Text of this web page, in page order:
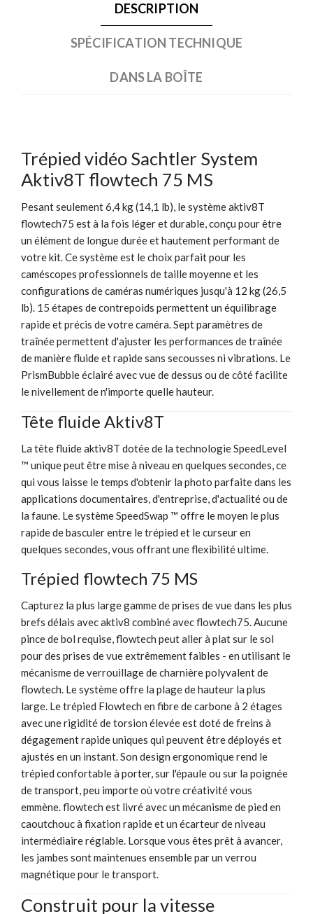
DESCRIPTION
SPÉCIFICATION TECHNIQUE
DANS LA BOÎTE
Trépied vidéo Sachtler System
Aktiv8T flowtech 75 MS
Pesant seulement 6,4 kg (14,1 lb), le système aktiv8T
flowtech75 est à la fois léger et durable, conçu pour être
un élément de longue durée et hautement performant de
votre kit. Ce système est le choix parfait pour les
caméscopes professionnels de taille moyenne et les
configurations de caméras numériques jusqu'à 12 kg (26,5
lb). 15 étapes de contrepoids permettent un équilibrage
rapide et précis de votre caméra. Sept paramètres de
traînée permettent d'ajuster les performances de traînée
de manière fluide et rapide sans secousses ni vibrations. Le
PrismBubble éclairé avec vue de dessus ou de côté facilite
le nivellement de n'importe quelle hauteur.
Tête fluide Aktiv8T
La tête fluide aktiv8T dotée de la technologie SpeedLevel
™ unique peut être mise à niveau en quelques secondes, ce
qui vous laisse le temps d'obtenir la photo parfaite dans les
applications documentaires, d'entreprise, d'actualité ou de
la faune. Le système SpeedSwap ™ offre le moyen le plus
rapide de basculer entre le trépied et le curseur en
quelques secondes, vous offrant une flexibilité ultime.
Trépied flowtech 75 MS
Capturez la plus large gamme de prises de vue dans les plus
brefs délais avec aktiv8 combiné avec flowtech75. Aucune
pince de bol requise, flowtech peut aller à plat sur le sol
pour des prises de vue extrêmement faibles - en utilisant le
mécanisme de verrouillage de charnière polyvalent de
flowtech. Le système offre la plage de hauteur la plus
large. Le trépied Flowtech en fibre de carbone à 2 étages
avec une rigidité de torsion élevée est doté de freins à
dégagement rapide uniques qui peuvent être déployés et
ajustés en un instant. Son design ergonomique rend le
trépied confortable à porter, sur l'épaule ou sur la poignée
de transport, peu importe où votre créativité vous
emmène. flowtech est livré avec un mécanisme de pied en
caoutchouc à fixation rapide et un écarteur de niveau
intermédiaire réglable. Lorsque vous êtes prêt à avancer,
les jambes sont maintenues ensemble par un verrou
magnétique pour le transport.
Construit pour la vitesse